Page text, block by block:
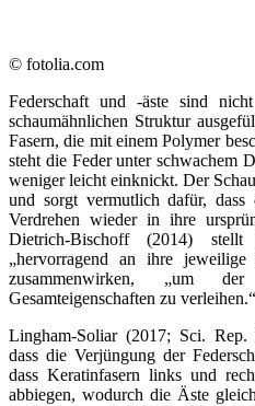
© fotolia.com
Federschaft und -äste sind
schaumähnlichen Struktur
Fasern, die mit einem Polymer
steht die Feder unter schwachem
weniger leicht einknickt. Der
und sorgt vermutlich dafür,
Verdrehen wieder in ihre
Dietrich-Bischoff (2014)
„hervorragend an ihre
zusammenwirken, „um
Gesamteigenschaften zu verleihen.“
Lingham-Soliar (2017; Sci. Rep.
dass die Verjüngung der
dass Keratinfasern links und
abbiegen, wodurch die Äste